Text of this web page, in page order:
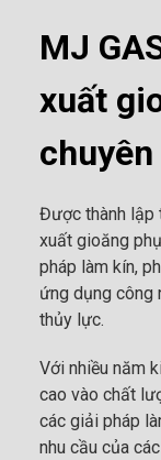
MJ
xuất
Được thành lập
xuất gioăng
pháp làm kín,
ứng dụng công
thủy lực.
Với nhiều năm
cao vào chất
các giải pháp
nhu cầu của